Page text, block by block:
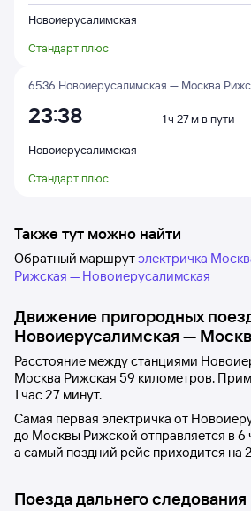
Новоиерусалимская
Стандарт плюс
6536 Новоиерусалимская — Москва
23:38 1 ч 27 м в пути
Новоиерусалимская
Стандарт плюс
Также тут можно найти
Обратный маршрутэлектричка
Рижская — Новоиерусалимская
Движение пригородных
Новоиерусалимская —
Расстояние между станциями
Москва Рижская 59 километров.
1 час 27 минут.
Самая первая электричка от
до Москвы Рижской отправляется в 6
а самый поздний рейс приходится на
Поезда дальнего следования